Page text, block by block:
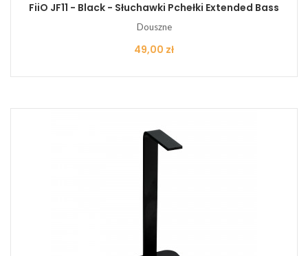
FiiO JF11 - Black - Słuchawki Pchełki Extended Bass
Douszne
Cena
49,00 zł